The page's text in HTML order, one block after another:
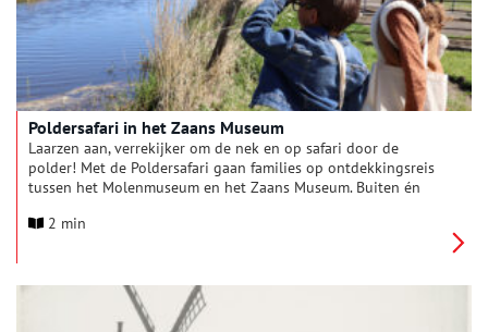
Poldersafari in het Zaans Museum
Laarzen aan, verrekijker om de nek en op safari door de
polder! Met de Poldersafari gaan families op ontdekkingsreis
tussen het Molenmuseum en het Zaans Museum. Buiten én
de eeuwenlange strijd tegen het water.
2 min